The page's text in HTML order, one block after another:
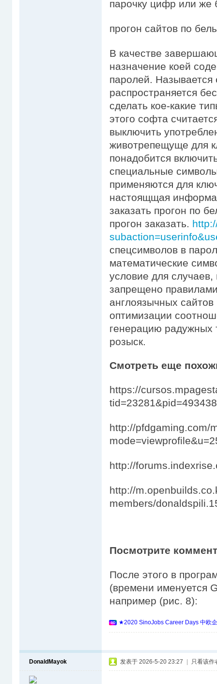
парочку цифр или же
прогон сайтов по
В качестве
назначение коей
паролей.
распространяется
сделать кое-какие
этого софта
выключить
животрепещуще для
понадобится
специальные
применяются для
настоящщая
заказать прогон по
прогон заказать.
спецсимволов в
математические
условие для
запрещено
англоязычных
оптимизации
генерацию радужных
розыск.
Смотреть еще
https://
http://pfdgaming.com/
http://
http://
members/
Посмотрите
После этого в
(времени именуется
например (рис. 8):
★2020 SinoJobs Career Days 中欧
DonaldMayok 发表于 2026-5-20 23:27 只看该作